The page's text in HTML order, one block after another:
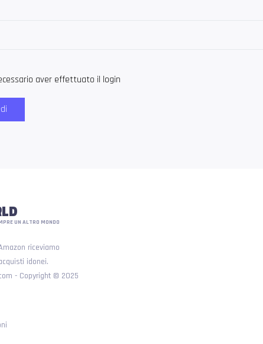
aver effettuato il login
UN ALTRO MONDO
riceviamo
idonei.
- Copyright © 2025